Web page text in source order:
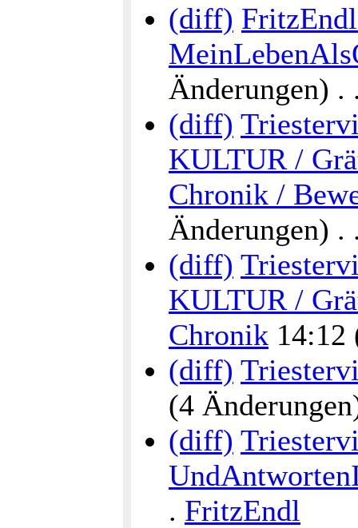
(diff)
Änderungen)
(diff)
KULTUR /
Chronik /
Änderungen)
(diff)
KULTUR /
Chronik
(diff)
(4
(diff)
. FritzEndl